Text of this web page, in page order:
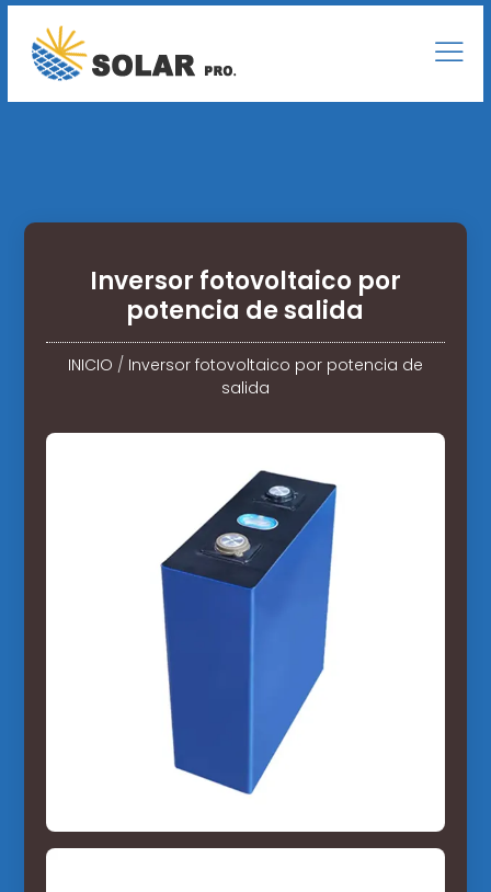
Inversor fotovoltaico por
potencia de salida
INICIO / Inversor fotovoltaico por potencia de
salida